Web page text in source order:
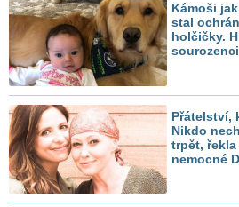
Kámoši
stal
holčičky.
sourozenci
Přátelství,
Nikdo
trpět, řekla
nemocné